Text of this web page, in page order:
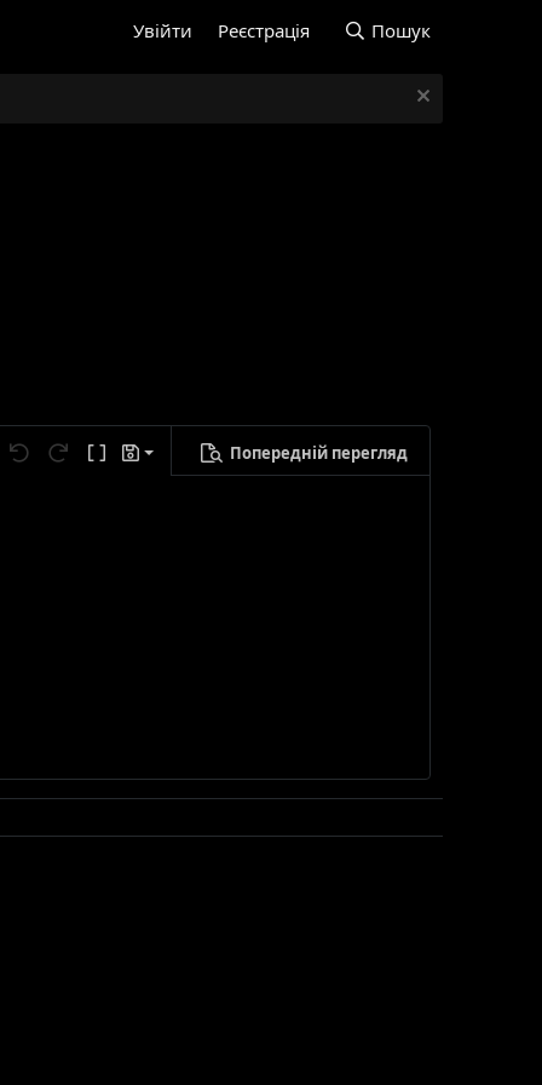
Увійти Реєстрація Пошук
Скасувати
Повторити
Ввімкнути режим BB-кодів
Чернетки
чернетку
Попередній перегляд